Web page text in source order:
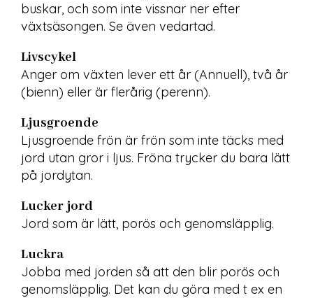
buskar, och som inte vissnar ner efter
växtsäsongen. Se även vedartad.
Livscykel
Anger om växten lever ett år (Annuell), två år
(bienn) eller är flerårig (perenn).
Ljusgroende
Ljusgroende frön är frön som inte täcks med
jord utan gror i ljus. Fröna trycker du bara lätt
på jordytan.
Lucker jord
Jord som är lätt, porös och genomsläpplig.
Luckra
Jobba med jorden så att den blir porös och
genomsläpplig. Det kan du göra med t ex en